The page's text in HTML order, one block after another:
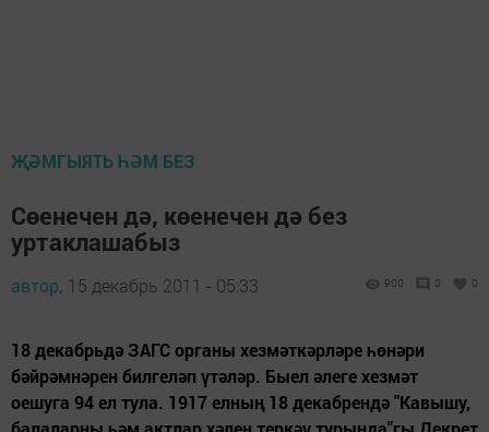
ҖӘМГЫЯТЬ ҺӘМ БЕЗ
Сөенечен дә, көенечен дә без
уртаклашабыз
автор, 15 декабрь 2011 - 05:33 900 0 0
18 декабрьдә ЗАГС органы хезмәткәрләре һөнәри
бәйрәмнәрен билгеләп үтәләр. Быел әлеге хезмәт
оешуга 94 ел тула. 1917 елның 18 декабрендә "Кавышу,